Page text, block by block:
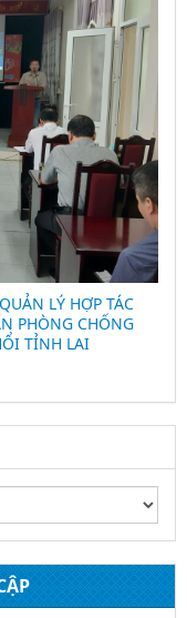
LÝ HỢP TÁC
PHÒNG CHỐNG
TỈNH LAI